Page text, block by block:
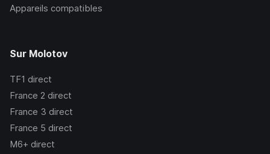
Appareils compatibles
Sur Molotov
TF1 direct
France 2 direct
France 3 direct
France 5 direct
M6+ direct